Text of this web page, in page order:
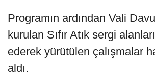
Programın ardından Vali
kurulan Sıfır Atık sergi
ederek yürütülen çalışmalar
aldı.